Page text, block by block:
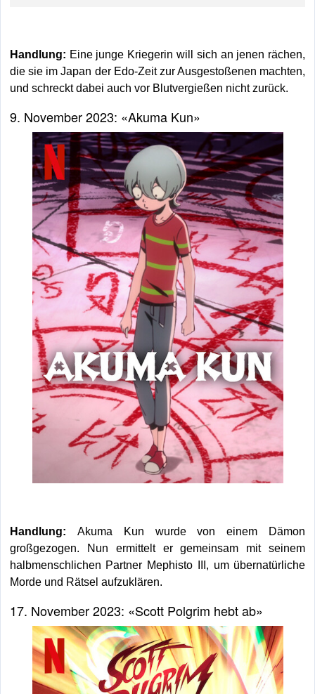
Handlung: Eine junge Kriegerin will sich an jenen rächen,
die sie im Japan der Edo-Zeit zur Ausgestoßenen machten,
und schreckt dabei auch vor Blutvergießen nicht zurück.
9. November 2023: «Akuma Kun»
Handlung: Akuma Kun wurde von einem Dämon
großgezogen. Nun ermittelt er gemeinsam mit seinem
halbmenschlichen Partner Mephisto III, um übernatürliche
Morde und Rätsel aufzuklären.
17. November 2023: «Scott Polgrim hebt ab»